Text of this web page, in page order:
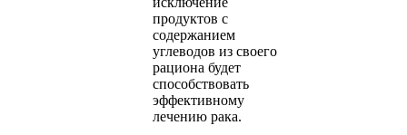
продуктов с
содержанием
углеводов из своего
рациона будет
способствовать
эффективному
лечению рака.